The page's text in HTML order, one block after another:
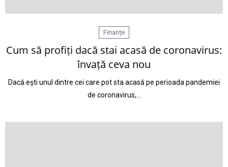
Finanțe
Cum să profiți dacă stai acasă de coronavirus:
învață ceva nou
Dacă ești unul dintre cei care pot sta acasă pe perioada pandemiei
de coronavirus,…